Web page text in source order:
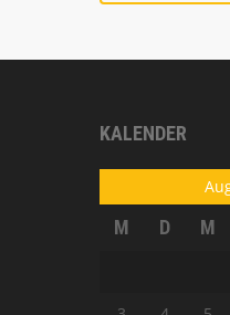
KALENDER
M D M